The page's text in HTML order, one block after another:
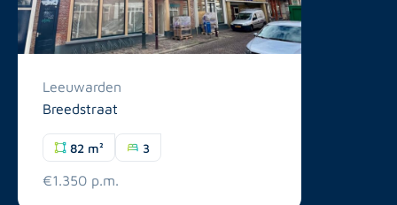
Leeuwarden
Breedstraat
82 m² 3
€1.350 p.m.